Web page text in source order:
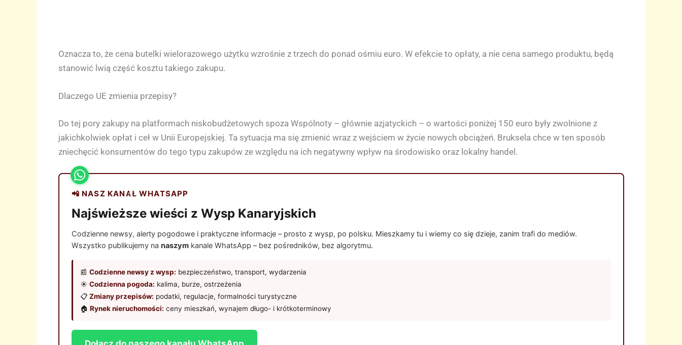
Oznacza to, że cena butelki wielorazowego użytku wzrośnie z trzech do ponad ośmiu euro. W efekcie to opłaty, a nie cena samego produktu, będą
stanowić lwią część kosztu takiego zakupu.
Dlaczego UE zmienia przepisy?
Do tej pory zakupy na platformach niskobudżetowych spoza Wspólnoty – głównie azjatyckich – o wartości poniżej 150 euro były zwolnione z
jakichkolwiek opłat i ceł w Unii Europejskiej. Ta sytuacja ma się zmienić wraz z wejściem w życie nowych obciążeń. Bruksela chce w ten sposób
zniechęcić konsumentów do tego typu zakupów ze względu na ich negatywny wpływ na środowisko oraz lokalny handel.
📲 NASZ KANAŁ WHATSAPP
Najświeższe wieści z Wysp Kanaryjskich
Codzienne newsy, alerty pogodowe i praktyczne informacje – prosto z wysp, po polsku. Mieszkamy tu i wiemy co się dzieje, zanim trafi do mediów.
Wszystko publikujemy na naszymkanale WhatsApp – bez pośredników, bez algorytmu.
📰 Codzienne newsy z wysp: bezpieczeństwo, transport, wydarzenia
☀️ Codzienna pogoda: kalima, burze, ostrzeżenia
📋 Zmiany przepisów: podatki, regulacje, formalności turystyczne
🏠 Rynek nieruchomości: ceny mieszkań, wynajem długo- i krótkoterminowy